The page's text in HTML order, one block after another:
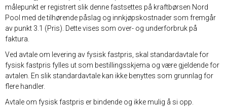
målepunkt er registrert slik denne fastsettes på kraftbørsen Nord
Pool med de tilhørende påslag og innkjøpskostnader som fremgår
av punkt 3.1 (Pris). Dette vises som over- og underforbruk på
faktura.
Ved avtale om levering av fysisk fastpris, skal standardavtale for
fysisk fastpris fylles ut som bestillingsskjema og være gjeldende for
avtalen. En slik standardavtale kan ikke benyttes som grunnlag for
flere handler.
Avtale om fysisk fastpris er bindende og ikke mulig å si opp.